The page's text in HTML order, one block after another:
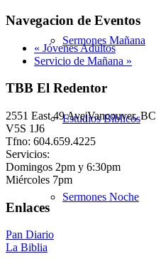
Sermones Mañana
Estudios Bíblicos
Sermones Noche
Navegacion de Eventos
« Jóvenes Adultos
Servicio de Mañana »
TBB El Redentor
2551 East 49 Ave|Vancouver, BC
V5S 1J6
Tfno: 604.659.4225
Servicios:
Domingos 2pm y 6:30pm
Miércoles 7pm
Enlaces
Pan Diario
La Biblia